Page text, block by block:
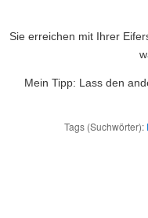
Sie erreichen mit Ihrer
Mein Tipp: Lass den
Tags (Suchwörter):